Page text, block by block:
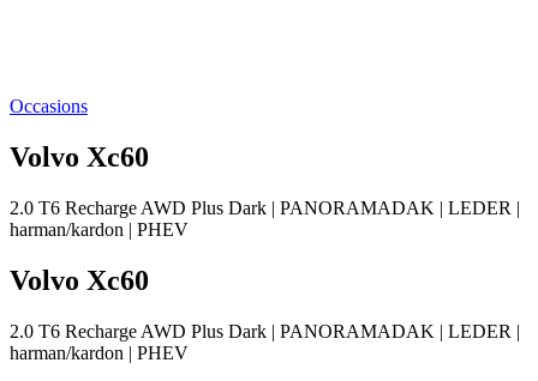
Occasions
Volvo Xc60
2.0 T6 Recharge AWD Plus Dark | PANORAMADAK | LEDER |
harman/kardon | PHEV
Volvo Xc60
2.0 T6 Recharge AWD Plus Dark | PANORAMADAK | LEDER |
harman/kardon | PHEV